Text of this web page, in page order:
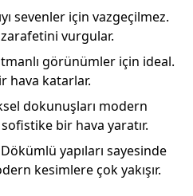
sevenler için vazgeçilmez.
zarafetini vurgular.
görünümler için ideal.
hava katarlar.
dokunuşları modern
bir hava yaratır.
Dökümlü yapıları sayesinde
kesimlere çok yakışır.